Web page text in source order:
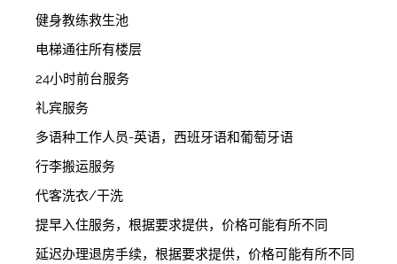
健身教练救生池
电梯通往所有楼层
24小时前台服务
礼宾服务
多语种工作人员-英语，西班牙语和葡萄牙语
行李搬运服务
代客洗衣/干洗
提早入住服务，根据要求提供，价格可能有所不同
延迟办理退房手续，根据要求提供，价格可能有所不同